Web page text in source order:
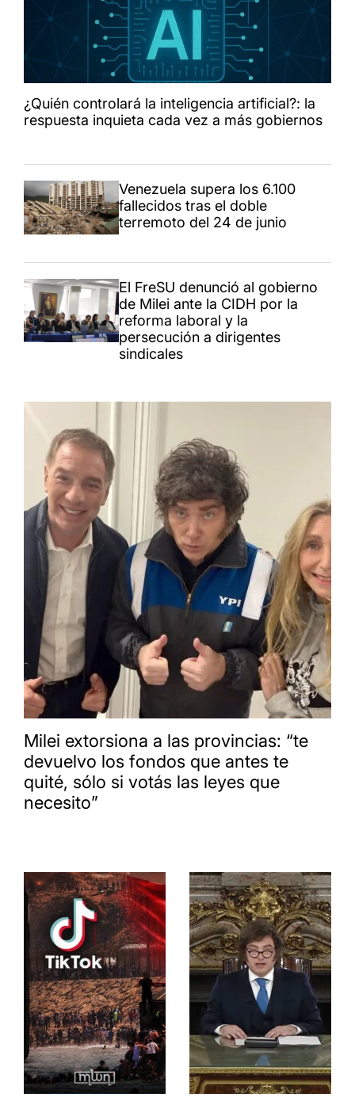
¿Quién controlará la inteligencia artificial?: la
respuesta inquieta cada vez a más gobiernos
Venezuela supera los 6.100
fallecidos tras el doble
terremoto del 24 de junio
El FreSU denunció al gobierno
de Milei ante la CIDH por la
reforma laboral y la
persecución a dirigentes
sindicales
Milei extorsiona a las provincias: “te
devuelvo los fondos que antes te
quité, sólo si votás las leyes que
necesito”